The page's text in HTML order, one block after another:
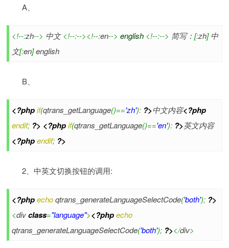
A、
<!--:zh--> 中文<!--:--><!--:en--> english <!--:--> 简写：[:zh]中
文[:en]english
B、
<?php if(qtrans_getLanguage()=='zh'): ?>中文内容<?php
endif; ?> <?php if(qtrans_getLanguage()=='en'): ?>英文内容
<?php endif; ?>
2、中英文切换按钮的调用:
<?php echoqtrans_generateLanguageSelectCode('both'); ?>
<divclass="language"><?php echo
qtrans_generateLanguageSelectCode('both'); ?></div>